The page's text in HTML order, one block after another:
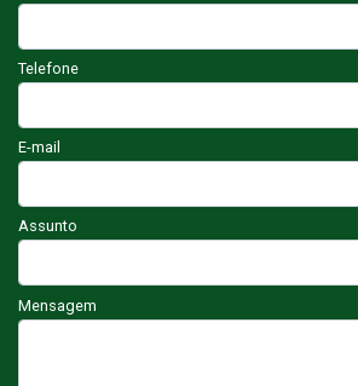
Telefone
E-mail
Assunto
Mensagem